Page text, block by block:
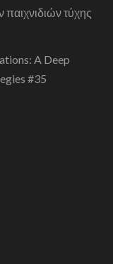
παιχνιδιών τύχης
A Deep
#35